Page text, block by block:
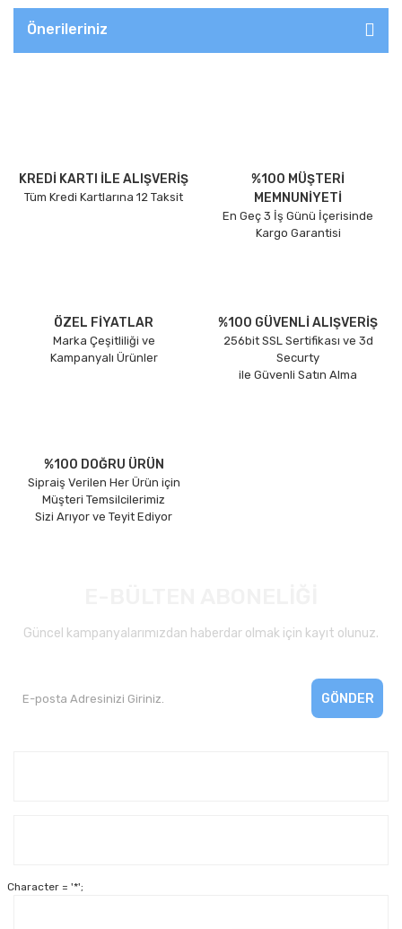
Önerileriniz
KREDİ KARTI İLE ALIŞVERİŞ
Tüm Kredi Kartlarına 12 Taksit
%100 MÜŞTERİ
MEMNUNİYETİ
En Geç 3 İş Günü İçerisinde
Kargo Garantisi
ÖZEL FİYATLAR
Marka Çeşitliliği ve
Kampanyalı Ürünler
%100 GÜVENLİ ALIŞVERİŞ
256bit SSL Sertifikası ve 3d
Securty
ile Güvenli Satın Alma
%100 DOĞRU ÜRÜN
Sipraiş Verilen Her Ürün için
Müşteri Temsilcilerimiz
Sizi Arıyor ve Teyit Ediyor
Güncel kampanyalarımızdan haberdar olmak için kayıt olunuz.
GÖNDER
Character = '*';